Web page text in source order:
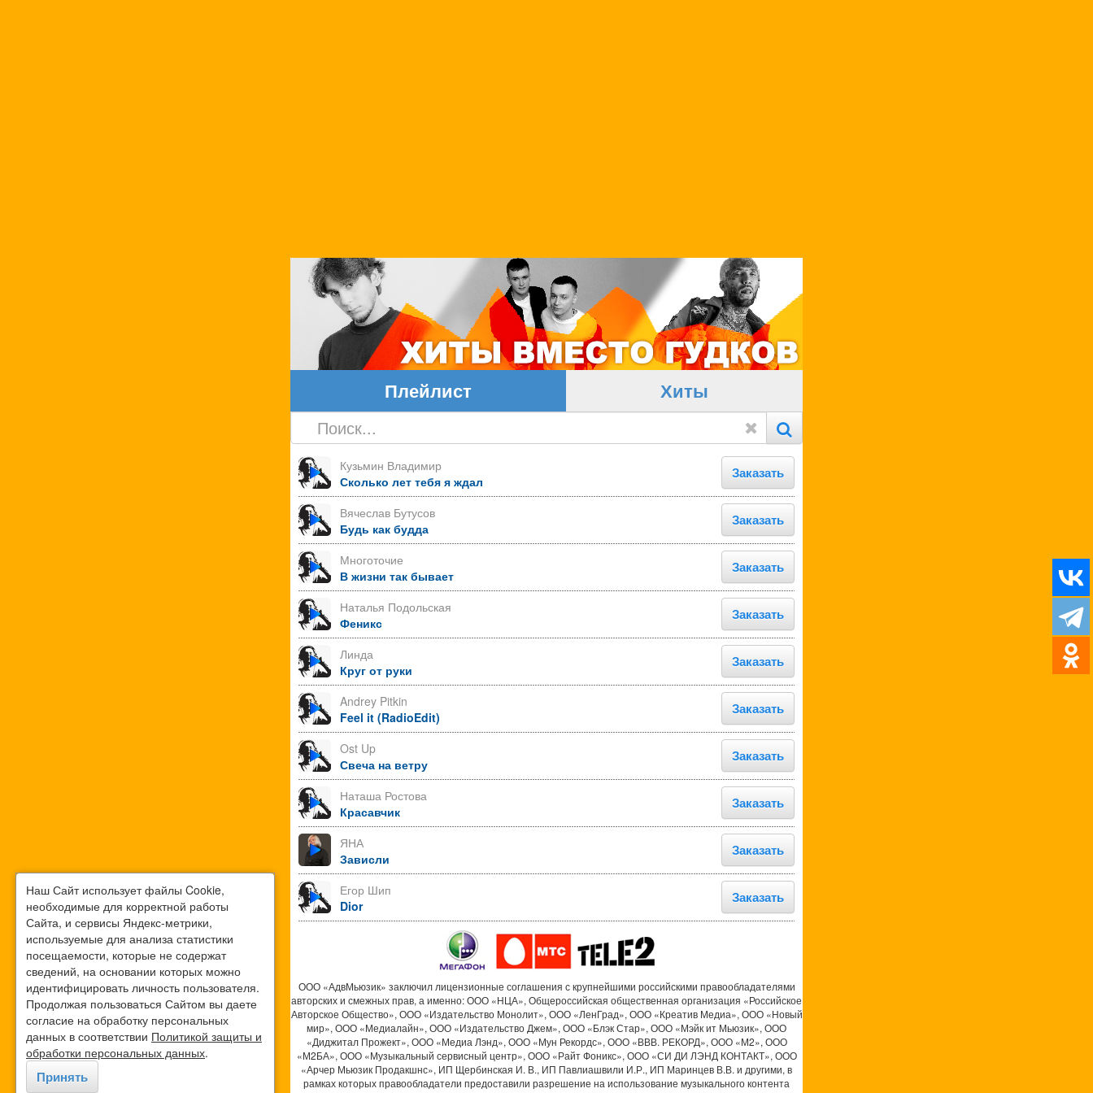
Плейлист Хиты
Кузьмин Владимир
Сколько лет тебя я ждал
Заказать
Вячеслав Бутусов
Будь как будда
Заказать
Многоточие
В жизни так бывает
Заказать
Наталья Подольская
Феникс
Заказать
Линда
Круг от руки
Заказать
Andrey Pitkin
Feel it (RadioEdit)
Заказать
Ost Up
Свеча на ветру
Заказать
Наташа Ростова
Красавчик
Заказать
ЯНА
Зависли
Заказать
Егор Шип
Dior
Заказать
ООО «АдвМьюзик» заключил лицензионные соглашения с крупнейшими российскими правообладателями
авторских и смежных прав, а именно: ООО «НЦА», Общероссийская общественная организация «Российское
Авторское Общество», ООО «Издательство Монолит», ООО «ЛенГрад», ООО «Креатив Медиа», ООО «Новый
мир», ООО «Медиалайн», ООО «Издательство Джем», ООО «Блэк Стар», ООО «Мэйк ит Мьюзик», ООО
«Диджитал Прожект», ООО «Медиа Лэнд», ООО «Мун Рекордс», ООО «ВВВ. РЕКОРД», ООО «М2», ООО
«М2БА», ООО «Музыкальный сервисный центр», ООО «Райт Фоникс», ООО «СИ ДИ ЛЭНД КОНТАКТ», ООО
«Арчер Мьюзик Продакшнс», ИП Щербинская И. В., ИП Павлиашвили И.Р., ИП Маринцев В.В. и другими, в
рамках которых правообладатели предоставили разрешение на использование музыкального контента
Наш Сайт использует файлы Cookie,
необходимые для корректной работы
Сайта, и сервисы Яндекс-метрики,
используемые для анализа статистики
посещаемости, которые не содержат
сведений, на основании которых можно
идентифицировать личность пользователя.
Продолжая пользоваться Сайтом вы даете
согласие на обработку персональных
данных в соответствии Политикой защиты и
обработки персональных данных.
Принять